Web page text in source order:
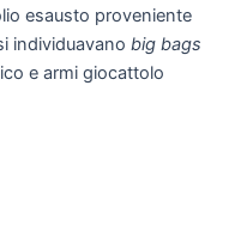
esausto proveniente
individuavano big bags
e armi giocattolo